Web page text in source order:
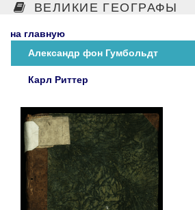
ВЕЛИКИЕ ГЕОГРАФЫ
на главную
Александр фон Гумбольдт
Карл Риттер